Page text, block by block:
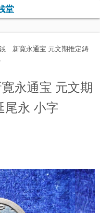
堂
新寛永通宝 元文期推定鋳
永通宝 元文期
尾永 小字